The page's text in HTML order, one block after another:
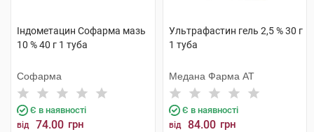
Індометацин Софарма мазь
10 % 40 г 1 туба
Софарма
Є в наявності
від 74.00 грн
Ультрафастин гель 2,5 % 30 г
1 туба
Медана Фарма АТ
Є в наявності
від 84.00 грн